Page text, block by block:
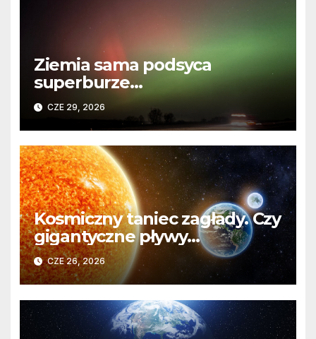
Ziemia sama podsyca
superburze
geomagnetyczne?
Przełomowe odkrycie z maja
2024
CZE 29, 2026
Kosmiczny taniec zagłady. Czy
gigantyczne pływy
odpowiadają za wymieranie
życia na Ziemi?
CZE 26, 2026